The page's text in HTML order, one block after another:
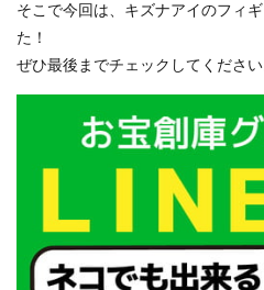
そこで今回は、キズナアイのフィ
た！
ぜひ最後までチェックしてください